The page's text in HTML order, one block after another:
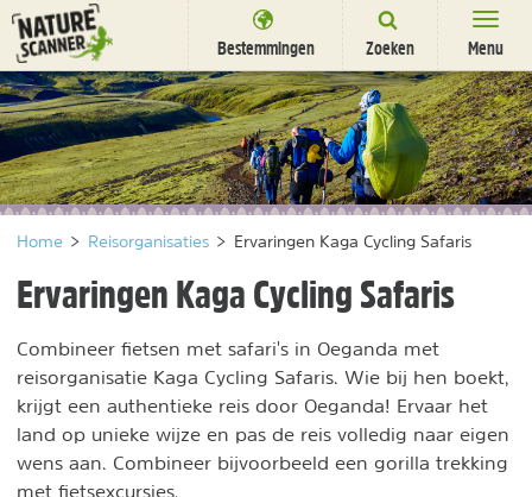
Ga
naar
content
Bestemmingen Zoeken Menu
Bestemmingen
Overnachten
Activiteiten
Natuurparken
Dieren
Nieuwsbrief Uitgelicht
Partners nl/fr
Home > Reisorganisaties > Ervaringen Kaga Cycling Safaris
Ervaringen Kaga Cycling Safaris
Combineer fietsen met safari's in Oeganda met
reisorganisatie Kaga Cycling Safaris. Wie bij hen boekt,
krijgt een authentieke reis door Oeganda! Ervaar het
land op unieke wijze en pas de reis volledig naar eigen
wens aan. Combineer bijvoorbeeld een gorilla trekking
met fietsexcursies.